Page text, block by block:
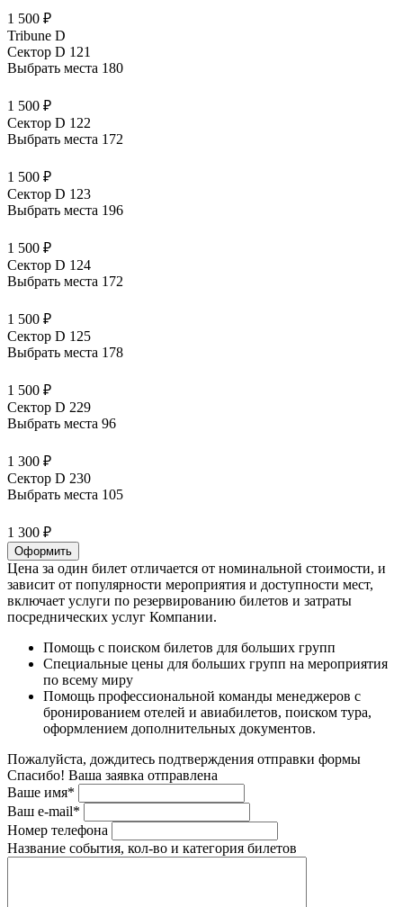
1 500 ₽
Tribune D
Сектор D 121
Выбрать места 180
1 500 ₽
Сектор D 122
Выбрать места 172
1 500 ₽
Сектор D 123
Выбрать места 196
1 500 ₽
Сектор D 124
Выбрать места 172
1 500 ₽
Сектор D 125
Выбрать места 178
1 500 ₽
Сектор D 229
Выбрать места 96
1 300 ₽
Сектор D 230
Выбрать места 105
1 300 ₽
Оформить
Цена за один билет отличается от номинальной стоимости, и
зависит от популярности мероприятия и доступности мест,
включает услуги по резервированию билетов и затраты
посреднических услуг Компании.
Помощь с поиском билетов для больших групп
Специальные цены для больших групп на мероприятия
по всему миру
Помощь профессиональной команды менеджеров с
бронированием отелей и авиабилетов, поиском тура,
оформлением дополнительных документов.
Пожалуйста, дождитесь подтверждения отправки формы
Спасибо! Ваша заявка отправлена
Ваше имя*
Ваш e-mail*
Номер телефона
Название события, кол-во и категория билетов